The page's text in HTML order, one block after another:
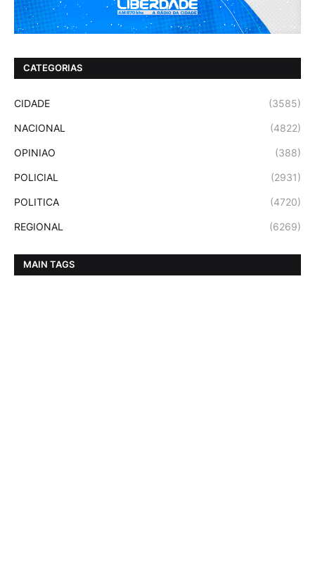
CATEGORIAS
CIDADE (3585)
NACIONAL (4822)
OPINIAO (388)
POLICIAL (2931)
POLITICA (4720)
REGIONAL (6269)
MAIN TAGS